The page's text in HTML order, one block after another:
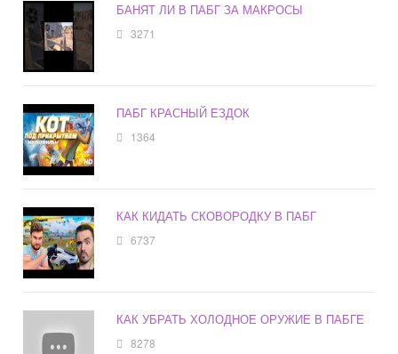
БАНЯТ ЛИ В ПАБГ ЗА МАКРОСЫ
3271
ПАБГ КРАСНЫЙ ЕЗДОК
1364
КАК КИДАТЬ СКОВОРОДКУ В ПАБГ
6737
КАК УБРАТЬ ХОЛОДНОЕ ОРУЖИЕ В ПАБГЕ
8278